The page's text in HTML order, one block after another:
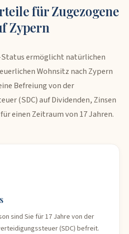
für Zugezogene
Zypern
ermöglicht natürlichen
Wohnsitz nach Zypern
Befreiung von der
(SDC) auf Dividenden, Zinsen
einen Zeitraum von 17 Jahren.
sind Sie für 17 Jahre von der
(SDC) befreit.